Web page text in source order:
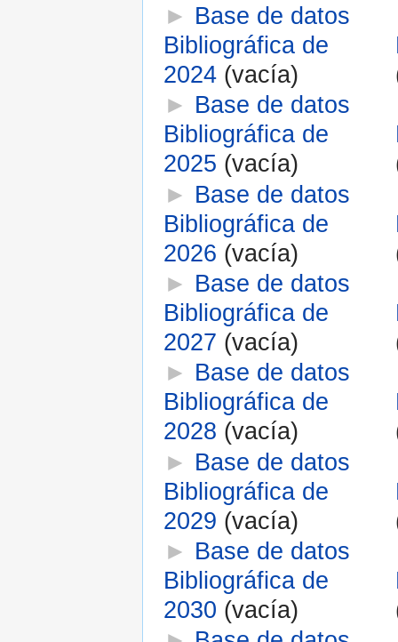
► Base de datos
Bibliográfica de
2024‎ (vacía)
► Base de datos
Bibliográfica de
2025 (vacía)
► Base de datos
Bibliográfica de
2026 (vacía)
► Base de datos
Bibliográfica de
2027 (vacía)
► Base de datos
Bibliográfica de
2028 (vacía)
► Base de datos
Bibliográfica de
2029 (vacía)
► Base de datos
Bibliográfica de
2030 (vacía)